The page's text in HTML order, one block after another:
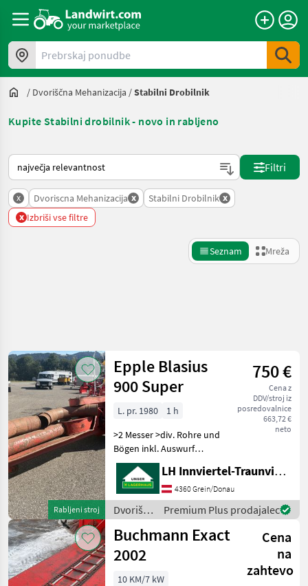
Prebrskaj ponudbe
/ Dvoriščna Mehanizacija /Stabilni Drobilnik
Kupite Stabilni drobilnik - novo in rabljeno
Tako je razvrščeno na Landwirt.com
Filtri
x Dvoriscna Mehanizacija x Stabilni Drobilnik x
x Izbriši vse filtre
Seznam Mreža
Kategorija 3 Država Filtri
TRENUTNA
POT
Kmetijska
tehnika
Dvoriscna
Mehanizacija
Stabilni
Drobilnik
IZBERITE
KATEGORIJO
Sonstige
3
Ponastavi
Prikaži 7
rezultatov
Rabljeni stroj
Epple Blasius
900 Super
750 €
Cena z
DDV/stroj iz
posredovalnice
663,72 €
neto
L. pr. 1980
1 h
>2 Messer >div. Rohre und
Bögen inkl. Auswurf
>Rohrdurchmesser 250mm
innen >ohne Elektromotor
Dvoriščna mehanizacija
Stabilni drobilnik
LH Innviertel-Traunviertel-Urfahr
4360 Grein/Donau
Dvoriščna
mehanizacija
/ Epple
Premium Plus prodajalec
Buchmann Exact
2002
Cena
na
zahtevo
10 KM/7 kW